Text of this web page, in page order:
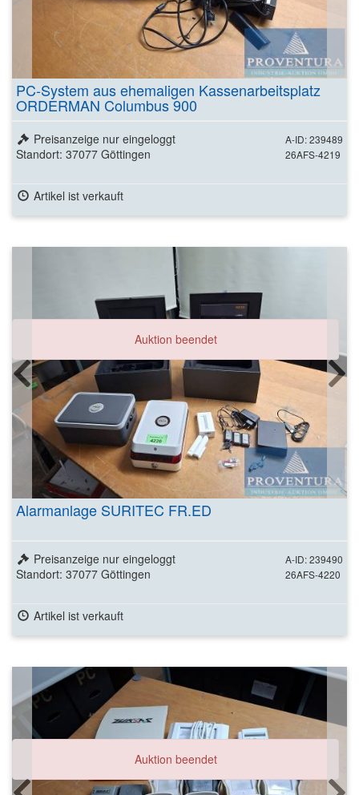
PC-System aus ehemaligen Kassenarbeitsplatz
ORDERMAN Columbus 900
A-ID: 239489
26AFS-4219
Preisanzeige nur eingeloggt
Standort: 37077 Göttingen
Artikel ist verkauft
Auktion beendet
Alarmanlage SURITEC FR.ED
A-ID: 239490
26AFS-4220
Preisanzeige nur eingeloggt
Standort: 37077 Göttingen
Artikel ist verkauft
Auktion beendet